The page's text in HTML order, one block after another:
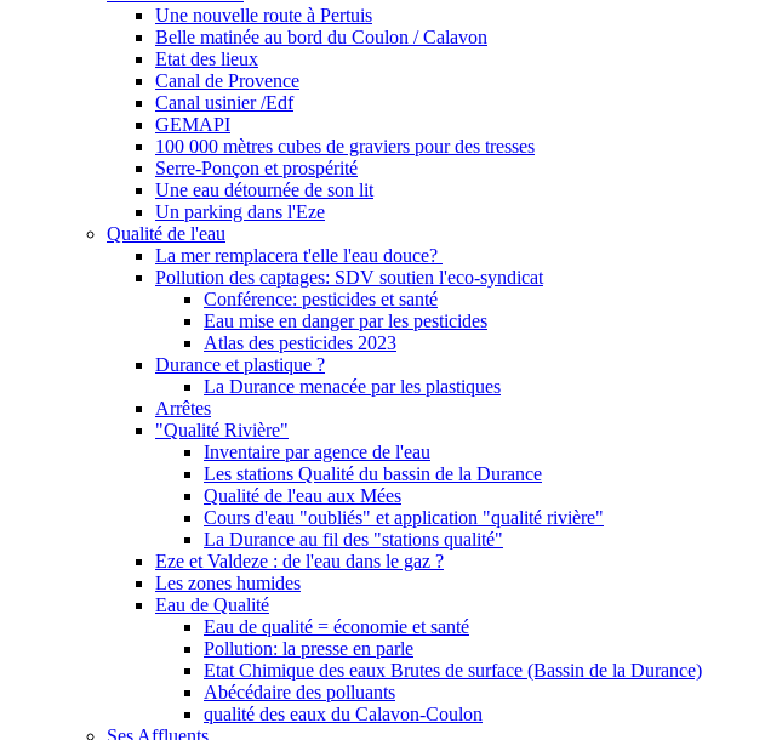
Une nouvelle route à Pertuis
Belle matinée au bord du Coulon / Calavon
Etat des lieux
Canal de Provence
Canal usinier /Edf
GEMAPI
100 000 mètres cubes de graviers pour des tresses
Serre-Ponçon et prospérité
Une eau détournée de son lit
Un parking dans l'Eze
Qualité de l'eau
La mer remplacera t'elle l'eau douce?
Pollution des captages: SDV soutien l'eco-syndicat
Conférence: pesticides et santé
Eau mise en danger par les pesticides
Atlas des pesticides 2023
Durance et plastique ?
La Durance menacée par les plastiques
Arrêtes
"Qualité Rivière"
Inventaire par agence de l'eau
Les stations Qualité du bassin de la Durance
Qualité de l'eau aux Mées
Cours d'eau "oubliés" et application "qualité rivière"
La Durance au fil des "stations qualité"
Eze et Valdeze : de l'eau dans le gaz ?
Les zones humides
Eau de Qualité
Eau de qualité = économie et santé
Pollution: la presse en parle
Etat Chimique des eaux Brutes de surface (Bassin de la Durance)
Abécédaire des polluants
qualité des eaux du Calavon-Coulon